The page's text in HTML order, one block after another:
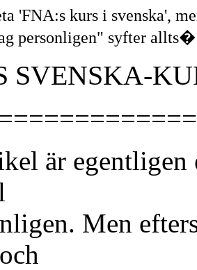
'FNA:s kurs i svenska',
personligen" syfter
SVENSKA-
är
Men